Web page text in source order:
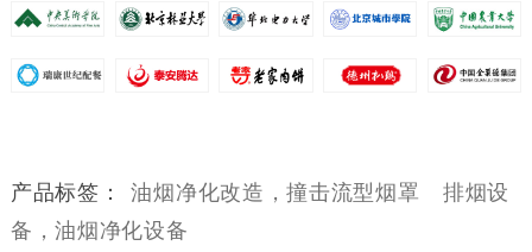
产品标签： 油烟净化改造，撞击流型烟罩
排烟设
备，油烟净化设备